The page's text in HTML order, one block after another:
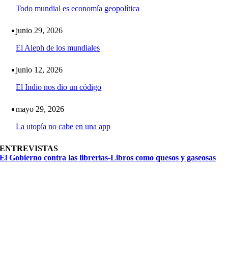
Todo mundial es economía geopolítica
junio 29, 2026
El Aleph de los mundiales
junio 12, 2026
El Indio nos dio un código
mayo 29, 2026
La utopía no cabe en una app
ENTREVISTAS
El Gobierno contra las librerías-Libros como quesos y gaseosas